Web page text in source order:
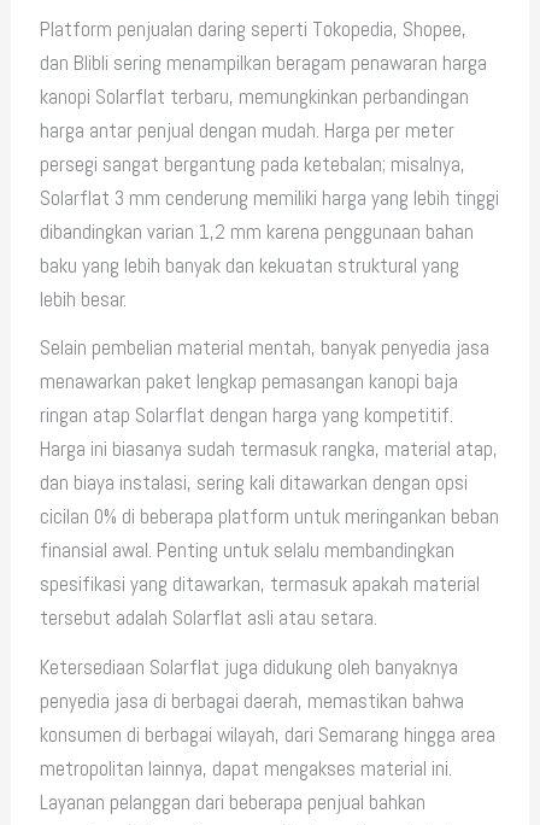
Platform penjualan daring seperti Tokopedia, Shopee,
dan Blibli sering menampilkan beragam penawaran harga
kanopi Solarflat terbaru, memungkinkan perbandingan
harga antar penjual dengan mudah. Harga per meter
persegi sangat bergantung pada ketebalan; misalnya,
Solarflat 3 mm cenderung memiliki harga yang lebih tinggi
dibandingkan varian 1,2 mm karena penggunaan bahan
baku yang lebih banyak dan kekuatan struktural yang
lebih besar.
Selain pembelian material mentah, banyak penyedia jasa
menawarkan paket lengkap pemasangan kanopi baja
ringan atap Solarflat dengan harga yang kompetitif.
Harga ini biasanya sudah termasuk rangka, material atap,
dan biaya instalasi, sering kali ditawarkan dengan opsi
cicilan 0% di beberapa platform untuk meringankan beban
finansial awal. Penting untuk selalu membandingkan
spesifikasi yang ditawarkan, termasuk apakah material
tersebut adalah Solarflat asli atau setara.
Ketersediaan Solarflat juga didukung oleh banyaknya
penyedia jasa di berbagai daerah, memastikan bahwa
konsumen di berbagai wilayah, dari Semarang hingga area
metropolitan lainnya, dapat mengakses material ini.
Layanan pelanggan dari beberapa penjual bahkan